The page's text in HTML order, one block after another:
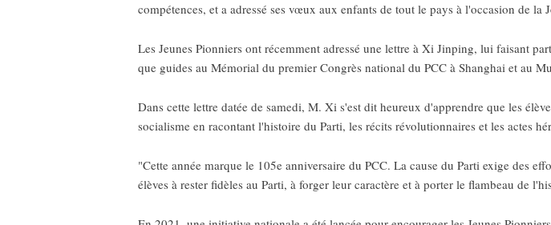
compétences, et a adressé ses vœux aux enfants de tout le pays à l'occasion de la
Les Jeunes Pionniers ont récemment adressé une lettre à Xi Jinping, lui faisant
que guides au Mémorial du premier Congrès national du PCC à Shanghai et au
Dans cette lettre datée de samedi, M. Xi s'est dit heureux d'apprendre que les
socialisme en racontant l'histoire du Parti, les récits révolutionnaires et les actes
"Cette année marque le 105e anniversaire du PCC. La cause du Parti exige des
élèves à rester fidèles au Parti, à forger leur caractère et à porter le flambeau de